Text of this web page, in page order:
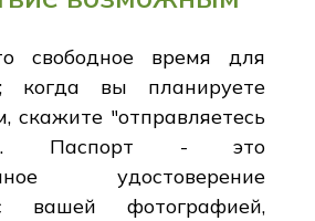
свободное время для
когда вы планируете
скажите "отправляетесь
Паспорт - это
удостоверение
вашей фотографией,